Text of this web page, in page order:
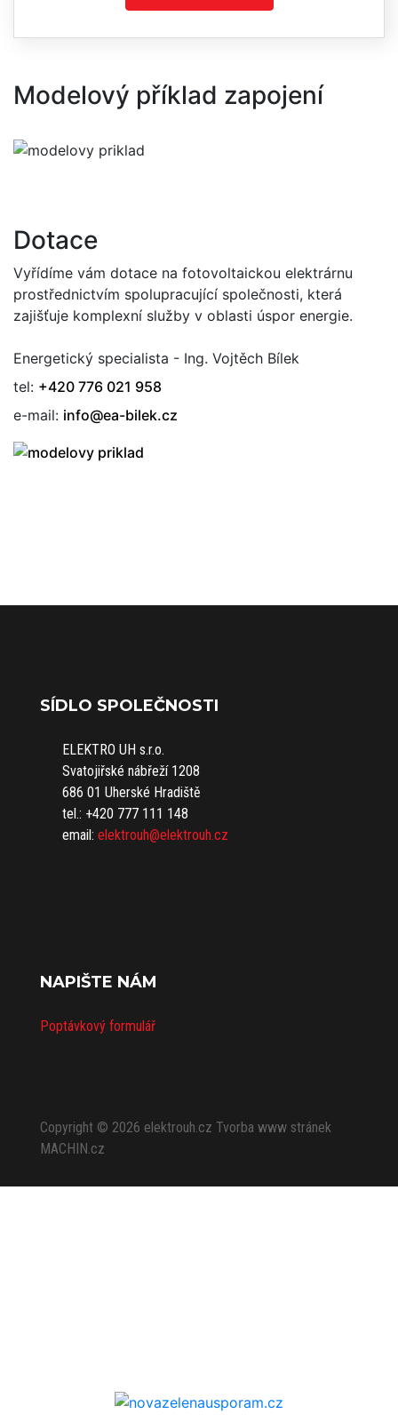
Modelový příklad zapojení
Dotace
Vyřídíme vám dotace na fotovoltaickou elektrárnu
prostřednictvím spolupracující společnosti, která
zajišťuje komplexní služby v oblasti úspor energie.
Energetický specialista - Ing. Vojtěch Bílek
tel: +420 776 021 958
e-mail: info@ea-bilek.cz
SÍDLO SPOLEČNOSTI
ELEKTRO UH s.r.o.
Svatojiřské nábřeží 1208
686 01 Uherské Hradiště
tel.: +420 777 111 148
email: elektrouh@elektrouh.cz
NAPIŠTE NÁM
Poptávkový formulář
Copyright © 2026 elektrouh.cz Tvorba www stránek
MACHIN.cz